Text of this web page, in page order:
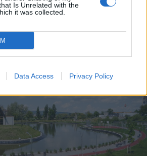
Is Unrelated with the
it was collected.
Data Access Privacy Policy